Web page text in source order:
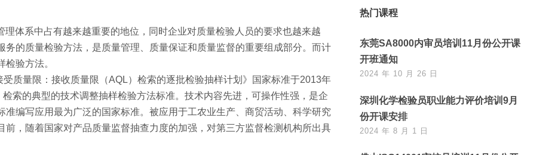
体系中占有越来越重要的地位，同时企业对质量检验人员的要求也越来越
的质量检验方法，是质量管理、质量保证和质量监督的重要组成部分。而计
验方法。
质量限：接收质量限（AQL）检索的逐批检验抽样计划》国家标准于2013年
索的典型的技术调整抽样检验方法标准。技术内容先进，可操作性强，是企
编写应用最为广泛的国家标准。被应用于工农业生产、商贸活动、科学研究
，随着国家对产品质量监督抽查力度的加强，对第三方监督检测机构所出具
热门课程
东莞SA8000内审员培训11月份公开课
开班通知
2024 年 10 月 26 日
深圳化学检验员职业能力评价培训9月
份开课安排
2024 年 8 月 1 日